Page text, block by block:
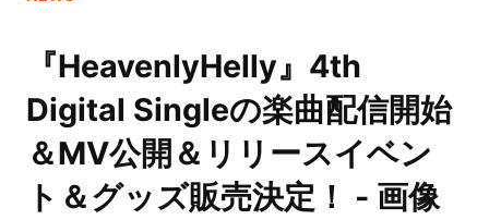
『HeavenlyHelly』4th
Digital Singleの楽曲配信開始
＆MV公開＆リリースイベン
ト＆グッズ販売決定！ - 画像